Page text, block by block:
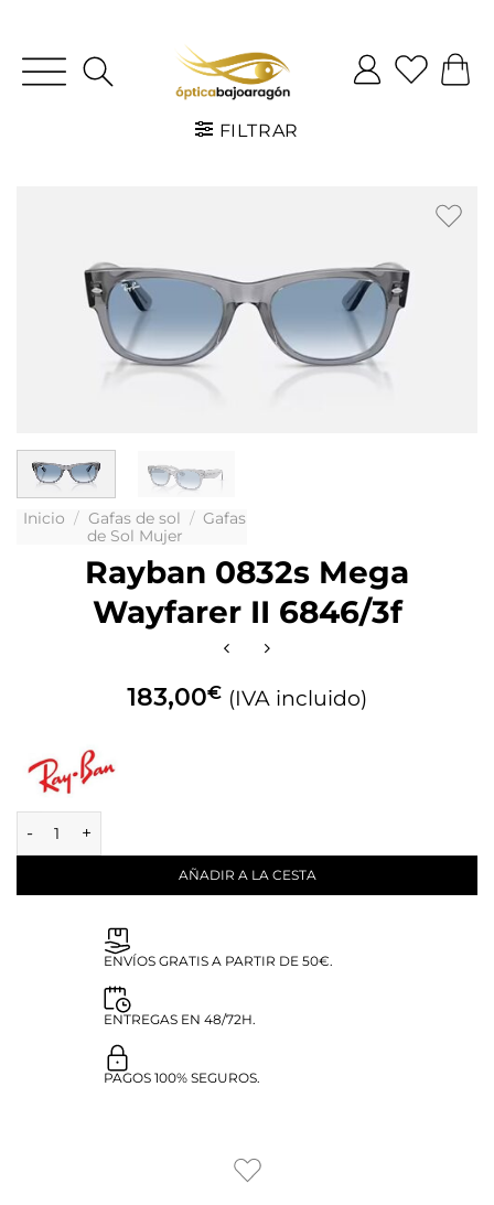
FILTRAR
Inicio / Gafas de sol / Gafas
de Sol Mujer
Rayban 0832s Mega
Wayfarer II 6846/3f
183,00€ (IVA incluido)
AÑADIR A LA CESTA
ENVÍOS GRATIS A PARTIR DE 50€.
ENTREGAS EN 48/72H.
PAGOS 100% SEGUROS.